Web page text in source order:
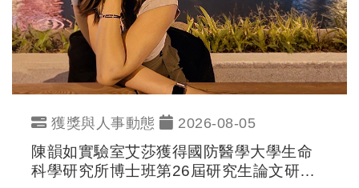
獲獎與人事動態 2026-08-05
陳韻如實驗室艾莎獲得國防醫學大學生命
科學研究所博士班第26屆研究生論文研討